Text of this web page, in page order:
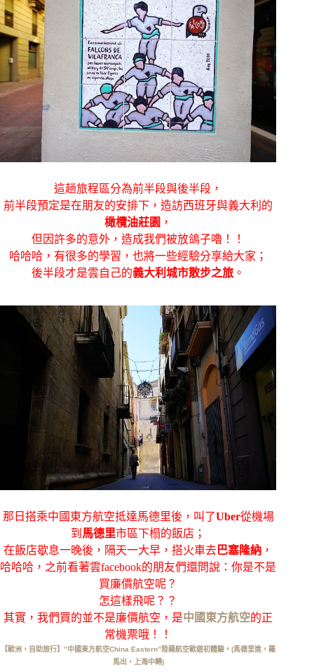
這趟旅程區分為前半段與後半段，
前半段預定是在朋友的安排下，造訪西班牙與義大利的
橄欖油莊園 ，
但因許多的意外，造成我們被放鴿子嚕！！
哈哈哈，有很多的學習，也將一些經驗分享給大家；
後半段才是雲自己的義大利城市散步之旅 。
那日搭乘中國東方航空抵達馬德里後，叫了Uber從機場
到 馬德里市區下榻的飯店；
在飯店歇息一晚後，隔天一大早，搭火車去 巴塞隆納 ，
哈哈哈，之前看著雲facebook的朋友們還問說：你是不是
買廉價航空呢？
怎這樣飛呢？？
其實，我們買的並不是廉價航空，是中國東方航空的正
常機票哦！！
【歐洲，自助旅行】”中國東方航空China Eastern”陸籍航空歐遊初體驗。(馬德里進，羅
馬出，上海中轉)